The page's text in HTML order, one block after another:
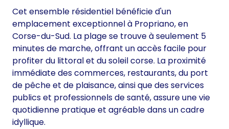
Cet ensemble résidentiel bénéficie d'un
emplacement exceptionnel à Propriano, en
Corse-du-Sud. La plage se trouve à seulement 5
minutes de marche, offrant un accès facile pour
profiter du littoral et du soleil corse. La proximité
immédiate des commerces, restaurants, du port
de pêche et de plaisance, ainsi que des services
publics et professionnels de santé, assure une vie
quotidienne pratique et agréable dans un cadre
idyllique.